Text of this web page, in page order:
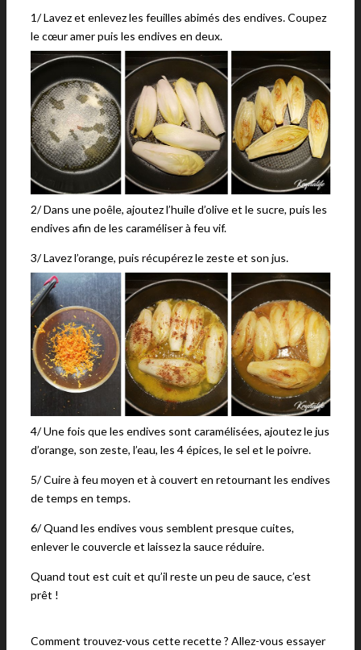
1/ Lavez et enlevez les feuilles abimés des endives. Coupez
le cœur amer puis les endives en deux.
2/ Dans une poêle, ajoutez l’huile d’olive et le sucre, puis les
endives afin de les caraméliser à feu vif.
3/ Lavez l’orange, puis récupérez le zeste et son jus.
4/ Une fois que les endives sont caramélisées, ajoutez le jus
d’orange, son zeste, l’eau, les 4 épices, le sel et le poivre.
5/ Cuire à feu moyen et à couvert en retournant les endives
de temps en temps.
6/ Quand les endives vous semblent presque cuites,
enlever le couvercle et laissez la sauce réduire.
Quand tout est cuit et qu’il reste un peu de sauce, c’est
prêt !
Comment trouvez-vous cette recette ? Allez-vous essayer